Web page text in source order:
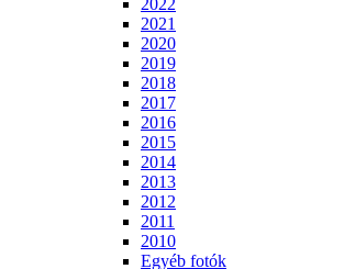
2022
2021
2020
2019
2018
2017
2016
2015
2014
2013
2012
2011
2010
Egyéb fotók